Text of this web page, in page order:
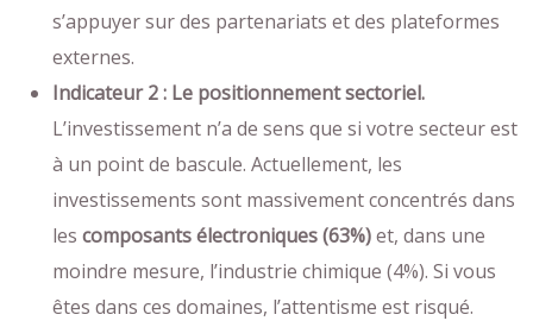
s’appuyer sur des partenariats et des plateformes
externes.
Indicateur 2 : Le positionnement sectoriel.
L’investissement n’a de sens que si votre secteur est
à un point de bascule. Actuellement, les
investissements sont massivement concentrés dans
les composants électroniques (63%)et, dans une
moindre mesure, l’industrie chimique (4%). Si vous
êtes dans ces domaines, l’attentisme est risqué.